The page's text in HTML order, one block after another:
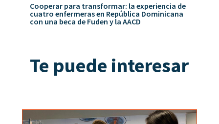
Cooperar para transformar: la experiencia de
cuatro enfermeras en República Dominicana
con una beca de Fuden y la AACD
Te puede interesar